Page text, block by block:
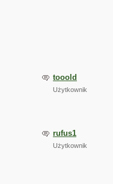
tooold
Użytkownik
rufus1
Użytkownik